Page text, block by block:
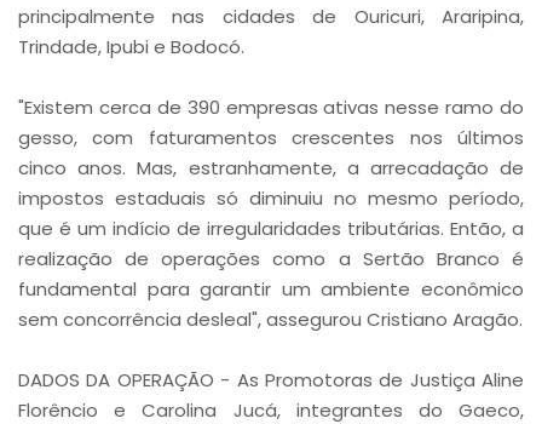
principalmente nas cidades de Ouricuri, Araripina,
Trindade, Ipubi e Bodocó.
"Existem cerca de 390 empresas ativas nesse ramo do
gesso, com faturamentos crescentes nos últimos
cinco anos. Mas, estranhamente, a arrecadação de
impostos estaduais só diminuiu no mesmo período,
que é um indício de irregularidades tributárias. Então, a
realização de operações como a Sertão Branco é
fundamental para garantir um ambiente econômico
sem concorrência desleal", assegurou Cristiano Aragão.
DADOS DA OPERAÇÃO - As Promotoras de Justiça Aline
Florêncio e Carolina Jucá, integrantes do Gaeco,